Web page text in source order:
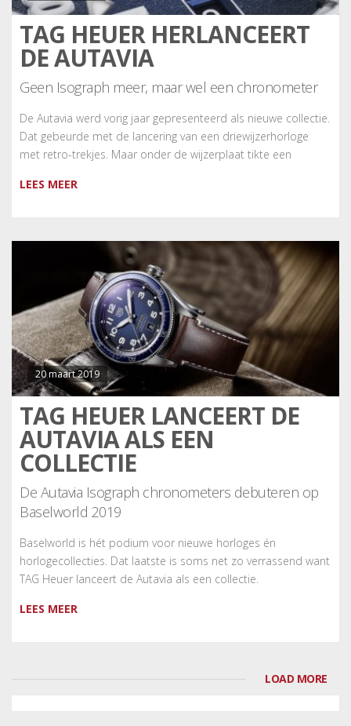
TAG HEUER HERLANCEERT
DE AUTAVIA
Geen Isograph meer, maar wel een chronometer
De Autavia werd vorig jaar gepresenteerd als nieuwe collectie.
Dat gebeurde met de lancering van een driewijzerhorloge
met retro-trekjes. Maar onder de wijzerplaat tikte een
LEES MEER
20 maart 2019
TAG HEUER LANCEERT DE
AUTAVIA ALS EEN
COLLECTIE
De Autavia Isograph chronometers debuteren op
Baselworld 2019
Baselworld is hét podium voor nieuwe horloges én
horlogecollecties. Dat laatste is soms net zo verrassend want
TAG Heuer lanceert de Autavia als een collectie.
LEES MEER
LOAD MORE